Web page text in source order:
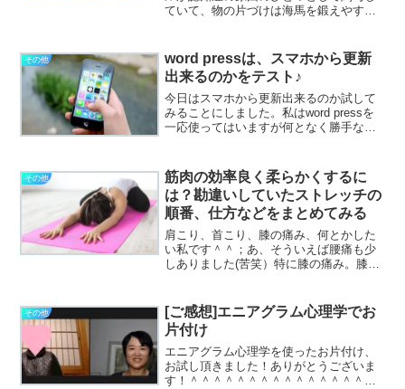
ていて、物の片づけは海馬を鍛えやすく
ためにも認知症関連の講演に参加させて
頂いたりしておりました...
その他
word pressは、スマホから更新
出来るのかをテスト♪
今日はスマホから更新出来るのか試して
みることにしました。私はword pressを
一応使ってはいますが何となく勝手な思
のだから出来るのでは？とふと思いログ
インしてみ...
その他
筋肉の効率良く柔らかくするに
は？勘違いしていたストレッチの
順番、仕方などをまとめてみる
肩こり、首こり、膝の痛み、何とかした
い私です＾＾；あ、そういえば腰痛も少
しありました(苦笑）特に膝の痛み。膝が
てもってのほか、サイクリング、ダンス
やエアロビクスなどは諦...
その他
[ご感想]エニアグラム心理学でお
片付け
エニアグラム心理学を使ったお片付け、
お試し頂きました！ありがとうございま
す！＾＾＾＾＾＾＾＾＾＾＾＾＾＾＾＾